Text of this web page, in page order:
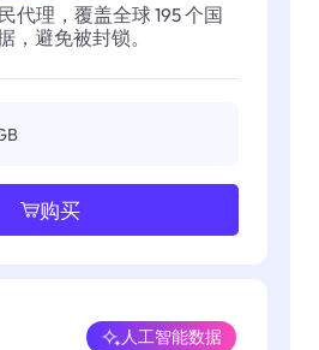
代理，覆盖全球 195 个国
，避免被封锁。
购买
人工智能数据